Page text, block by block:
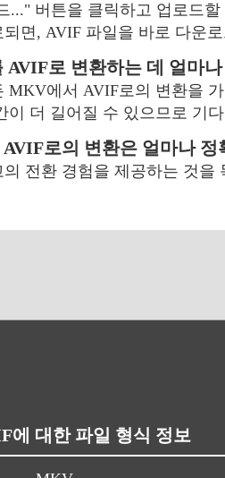
..." 버튼을 클릭하고 업로드
되면, AVIF 파일을 바로 다운
로 변환하는 데 얼마
MKV에서 AVIF로의 변환을
이 더 길어질 수 있으므로 기
로의 변환은 얼마나 정
의 전환 경험을 제공하는 것
에 대한 파일 형식 정보